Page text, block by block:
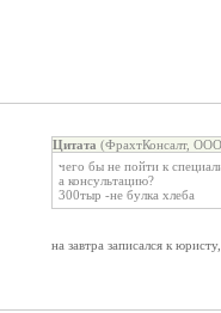
Цитата (ФрахтКонсалт,
чего бы не пойти к
а консультацию?
300тыр -не булка хлеба
на завтра записался к